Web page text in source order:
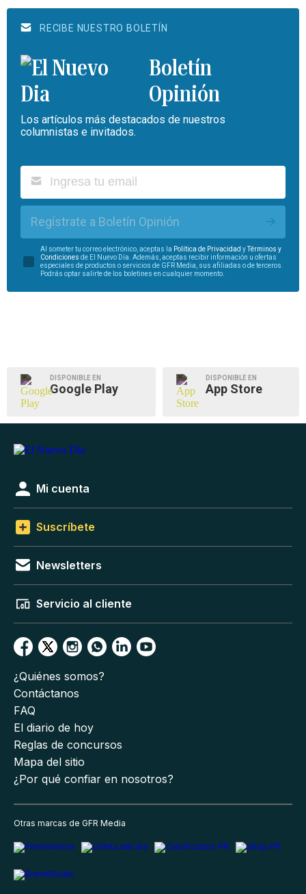
RECIBE NUESTRO BOLETÍN
Boletín
Opinión
Los artículos más destacados de nuestros
columnistas e invitados.
Regístrate a Boletín Opinión
Al someter tu correo electrónico, aceptas la Política de Privacidad yTérminos y
Condiciones de El Nuevo Día. Además, aceptas recibir información u ofertas
especiales de productos o servicios de GFR Media, sus afiliadas o de terceros.
Podrás optar salirte de los boletines en cualquier momento.
DISPONIBLE EN
Google Play
DISPONIBLE EN
App Store
Mi cuenta
Suscríbete
Newsletters
Servicio al cliente
¿Quiénes somos?
Contáctanos
FAQ
El diario de hoy
Reglas de concursos
Mapa del sitio
¿Por qué confiar en nosotros?
Otras marcas de GFR Media